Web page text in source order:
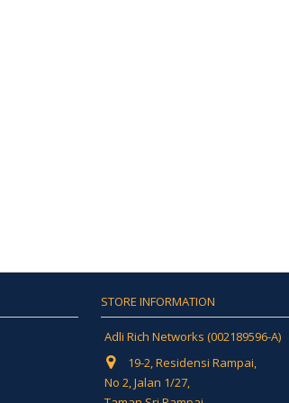
STORE INFORMATION
Adli Rich Networks (002189596-A)
19-2, Residensi Rampai,
No 2, Jalan 1/27,